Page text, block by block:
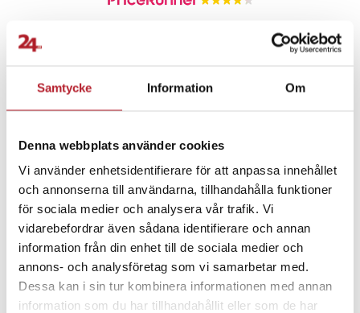
Samtycke Information Om
Denna webbplats använder cookies
Vi använder enhetsidentifierare för att anpassa innehållet
och annonserna till användarna, tillhandahålla funktioner
för sociala medier och analysera vår trafik. Vi
vidarebefordrar även sådana identifierare och annan
information från din enhet till de sociala medier och
annons- och analysföretag som vi samarbetar med.
Dessa kan i sin tur kombinera informationen med annan
information som du har tillhandahållit eller som de har
Quattro 2006–2013, Audi A6 2006–2013, Audi A6 Quattro 2006–
2013, Audi A8 Quattro 2006–2013, Audi TT Quattro 2006–2013, Audi
- Material: Plast och koppar
- Design: Fällbart skal utan logoplats
- Vikt: 55 g
- Observera: Endast skal ingår, utan kretskort, batteri och chip
Artikelnummer:130982
Biltillbehör
Bra att ha i bilen Lås & bilalarm
Övrig bilinredning Fordon
Reservdelar till Bil